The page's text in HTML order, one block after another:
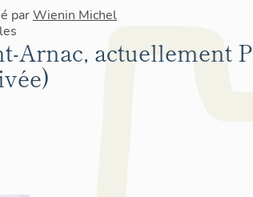
parWienin Michel
Arnac, actuellement